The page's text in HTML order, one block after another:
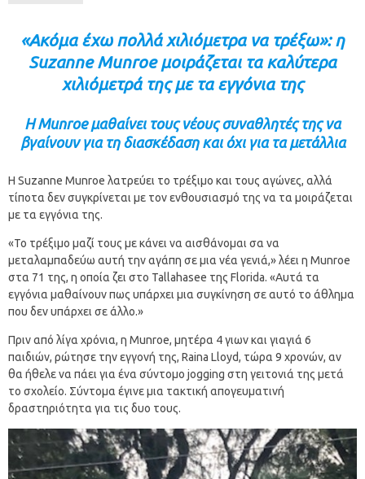
«Ακόμα έχω πολλά χιλιόμετρα να τρέξω»: η
Suzanne Munroe μοιράζεται τα καλύτερα
χιλιόμετρά της με τα εγγόνια της
Η Munroe μαθαίνει τους νέους συναθλητές της να
βγαίνουν για τη διασκέδαση και όχι για τα μετάλλια
Η Suzanne Munroe λατρεύει το τρέξιμο και τους αγώνες, αλλά
τίποτα δεν συγκρίνεται με τον ενθουσιασμό της να τα μοιράζεται
με τα εγγόνια της.
«Το τρέξιμο μαζί τους με κάνει να αισθάνομαι σα να
μεταλαμπαδεύω αυτή την αγάπη σε μια νέα γενιά,» λέει η Munroe
στα 71 της, η οποία ζει στο Tallahasee της Florida. «Αυτά τα
εγγόνια μαθαίνουν πως υπάρχει μια συγκίνηση σε αυτό το άθλημα
που δεν υπάρχει σε άλλο.»
Πριν από λίγα χρόνια, η Munroe, μητέρα 4 γιων και γιαγιά 6
παιδιών, ρώτησε την εγγονή της, Raina Lloyd, τώρα 9 χρονών, αν
θα ήθελε να πάει για ένα σύντομο jogging στη γειτονιά της μετά
το σχολείο. Σύντομα έγινε μια τακτική απογευματινή
δραστηριότητα για τις δυο τους.